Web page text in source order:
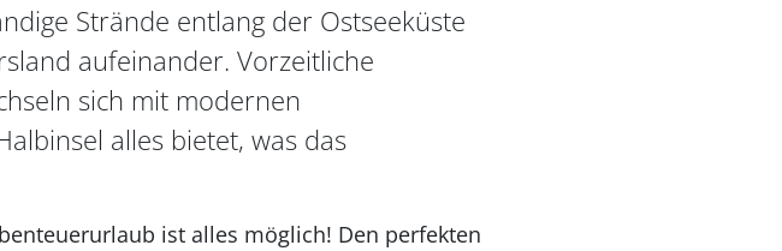
Strände entlang der Ostseeküste
aufeinander. Vorzeitliche
sich mit modernen
alles bietet, was das
ist alles möglich! Den perfekten